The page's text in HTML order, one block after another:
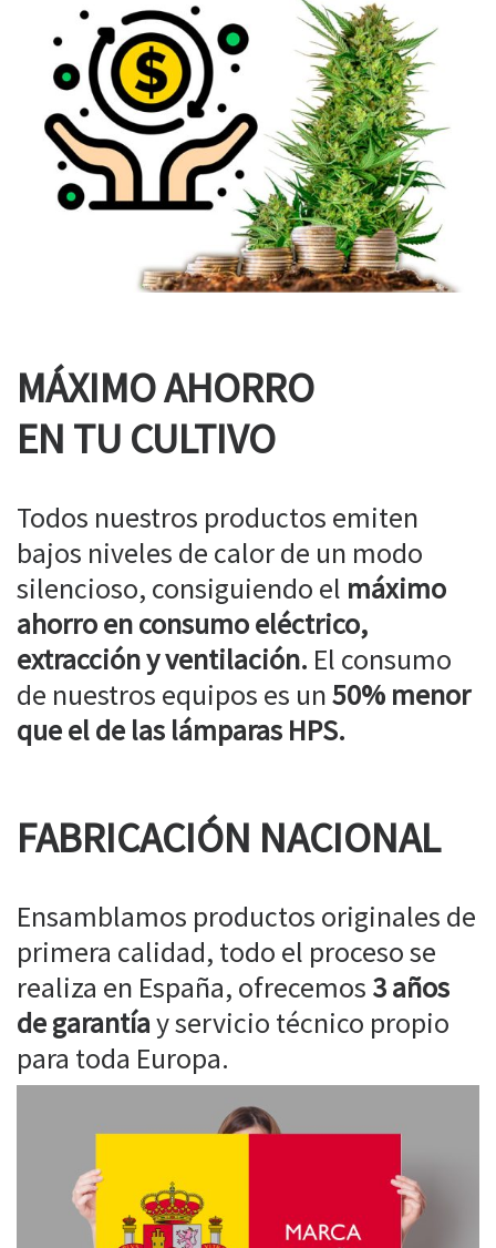
MÁXIMO AHORRO
EN TU CULTIVO
Todos nuestros productos emiten
bajos niveles de calor de un modo
silencioso, consiguiendo el máximo
ahorro en consumo eléctrico,
extracción y ventilación. El consumo
de nuestros equipos es un50% menor
que el de las lámparas HPS.
FABRICACIÓN NACIONAL
Ensamblamos productos originales de
primera calidad, todo el proceso se
realiza en España, ofrecemos 3 años
de garantíay servicio técnico propio
para toda Europa.